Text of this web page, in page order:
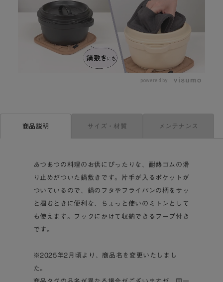
powered by
商品説明 サイズ・材質 メンテナンス
あつあつの料理のお供にぴったりな、耐熱ゴムの滑
り止めがついた鍋敷きです。片手が入るポケットが
ついているので、鍋のフタやフライパンの柄をサッ
と掴むときに便利な、ちょっと使いのミトンとして
も使えます。フックにかけて収納できるフープ付き
です。
※2025年2月頃より、商品名を変更いたしまし
た。